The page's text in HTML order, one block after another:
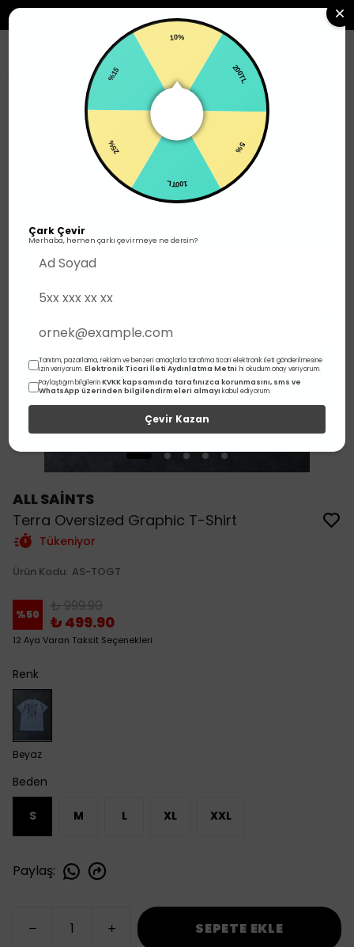
Üst Giyim T-shirt
ALL SAİNTS
Terra Oversized Graphic T-Shirt
Tükeniyor
Ürün Kodu: AS-TOGT
%50 ₺ 999.90
₺ 499.90
12 Aya Varan Taksit Seçenekleri
Renk
Beyaz
Beden
S M L XL XXL
Paylaş:
SEPETE EKLE
10%
200TL
5%
100TL
25%
%15
Çark Çevir
Merhaba, hemen çarkı çevirmeye ne dersin?
Tanıtım, pazarlama, reklam ve benzeri amaçlarla tarafıma ticari elektronik ileti gönderilmesine
izin veriyorum.Elektronik Ticari İleti Aydınlatma Metni 'ni okudum onay veriyorum.
Paylaştığım bilgilerinKVKK kapsamında tarafınızca korunmasını, sms ve
WhatsApp üzerinden bilgilendirmeleri almayı kabul ediyorum.
Çevir Kazan